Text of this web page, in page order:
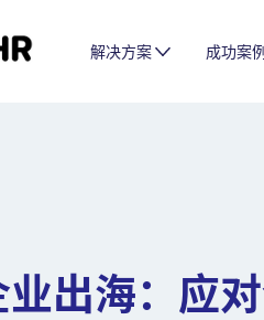
解决方案 成功案
业出海：应